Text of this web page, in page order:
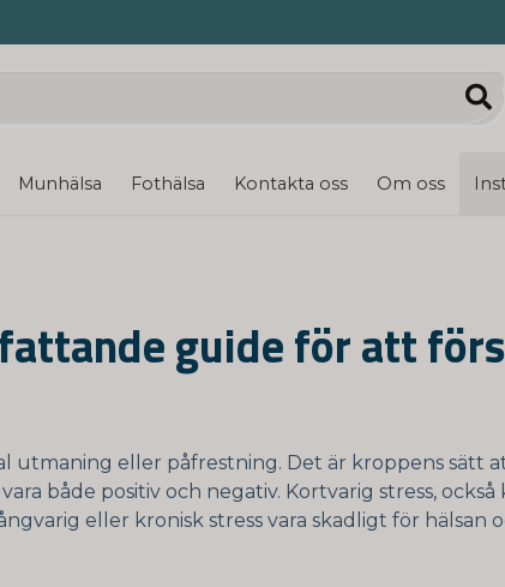
Munhälsa Fothälsa Kontakta oss Om oss
guide för att
eller påfrestning. Det är kroppens sätt
både positiv och negativ. Kortvarig stress, också
eller kronisk stress vara skadligt för hälsan